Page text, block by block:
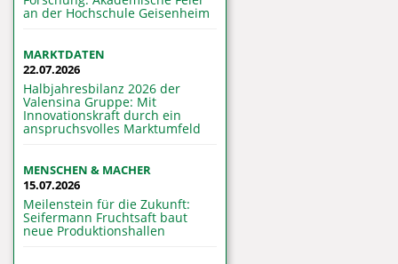
an der Hochschule Geisenheim
MARKTDATEN
22.07.2026
Halbjahresbilanz 2026 der
Valensina Gruppe: Mit
Innovationskraft durch ein
anspruchsvolles Marktumfeld
MENSCHEN & MACHER
15.07.2026
Meilenstein für die Zukunft:
Seifermann Fruchtsaft baut
neue Produktionshallen